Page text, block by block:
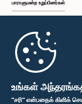
உங்கள்
"சரி" என்பதைக் கிளிக்
பாராளுமன்ற உறுப்பினர்கள்
முதற்பக்கம்
பாராளுமன்ற கையடக்க செயலி